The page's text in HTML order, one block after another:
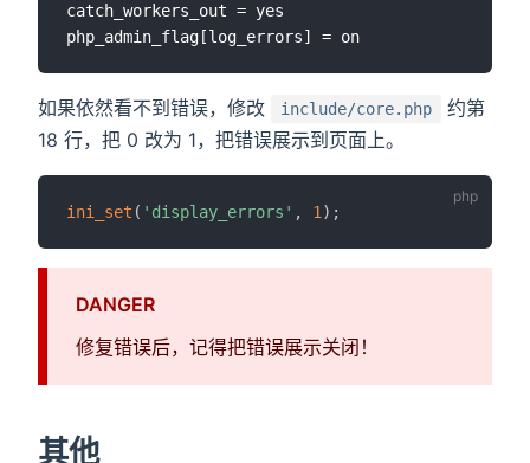
catch_workers_out = yes
如果依然看不到错误，修改 include/core.php
约第
18 行，把 0 改为 1，把错误展示到页面上。
ini_set ( 'display_errors' , 1 ) ;
DANGER
修复错误后，记得把错误展示关闭！
其他